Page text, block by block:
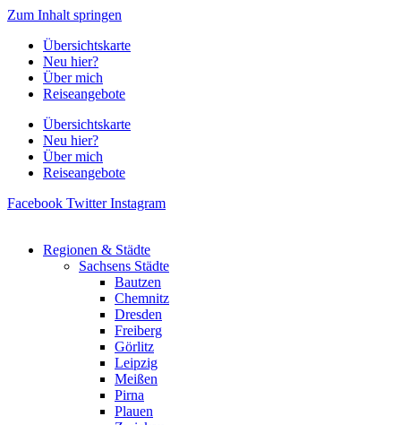
Zum Inhalt springen
Übersichtskarte
Neu hier?
Über mich
Reiseangebote
Übersichtskarte
Neu hier?
Über mich
Reiseangebote
Facebook Twitter Instagram
Regionen & Städte
Sachsens Städte
Bautzen
Chemnitz
Dresden
Freiberg
Görlitz
Leipzig
Meißen
Pirna
Plauen